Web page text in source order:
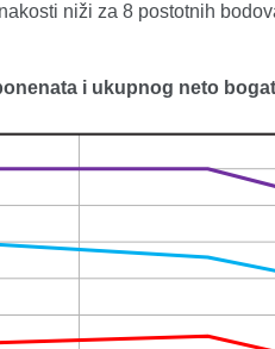
niži za 8 postotnih
i ukupnog neto